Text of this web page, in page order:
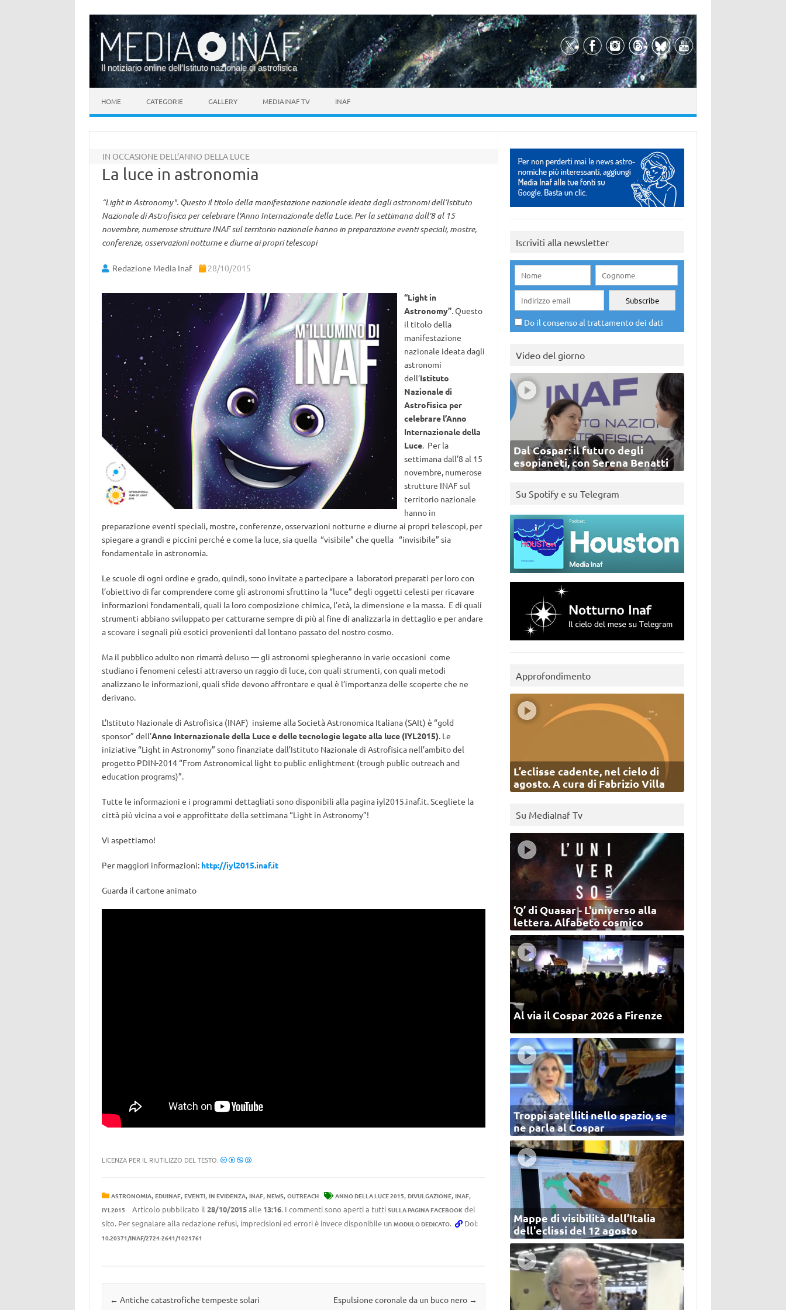
Il notiziario online dell’Istituto nazionale di astrofisica
HOME CATEGORIE GALLERY MEDIAINAF TV INAF
IN OCCASIONE DELL’ANNO DELLA LUCE
La luce in astronomia
“Light in Astronomy". Questo il titolo della manifestazione nazionale ideata dagli astronomi dell’Istituto
Nazionale di Astrofisica per celebrare l'Anno Internazionale della Luce. Per la settimana dall'8 al 15
novembre, numerose strutture INAF sul territorio nazionale hanno in preparazione eventi speciali, mostre,
conferenze, osservazioni notturne e diurne ai propri telescopi
Redazione Media Inaf 28/10/2015
“Light in
Astronomy”. Questo
il titolo della
manifestazione
nazionale ideata dagli
astronomi
dell’Istituto
Nazionale di
Astrofisica per
celebrare l’Anno
Internazionale della
Luce. Per la
settimana dall’8 al 15
novembre, numerose
strutture INAF sul
territorio nazionale
hanno in
preparazione eventi speciali, mostre, conferenze, osservazioni notturne e diurne ai propri telescopi, per
spiegare a grandi e piccini perché e come la luce, sia quella “visibile” che quella “invisibile” sia
fondamentale in astronomia.
Le scuole di ogni ordine e grado, quindi, sono invitate a partecipare a laboratori preparati per loro con
l’obiettivo di far comprendere come gli astronomi sfruttino la “luce” degli oggetti celesti per ricavare
informazioni fondamentali, quali la loro composizione chimica, l’età, la dimensione e la massa. E di quali
strumenti abbiano sviluppato per catturarne sempre di più al fine di analizzarla in dettaglio e per andare
a scovare i segnali più esotici provenienti dal lontano passato del nostro cosmo.
Ma il pubblico adulto non rimarrà deluso — gli astronomi spiegheranno in varie occasioni come
studiano i fenomeni celesti attraverso un raggio di luce, con quali strumenti, con quali metodi
analizzano le informazioni, quali sfide devono affrontare e qual è l’importanza delle scoperte che ne
derivano.
L’Istituto Nazionale di Astrofisica (INAF) insieme alla Società Astronomica Italiana (SAIt) è “gold
sponsor” dell’Anno Internazionale della Luce e delle tecnologie legate alla luce (IYL2015). Le
iniziative “Light in Astronomy” sono finanziate dall’Istituto Nazionale di Astrofisica nell’ambito del
progetto PDIN-2014 “From Astronomical light to public enlightment (trough public outreach and
education programs)”.
Tutte le informazioni e i programmi dettagliati sono disponibili alla pagina iyl2015.inaf.it. Scegliete la
città più vicina a voi e approfittate della settimana “Light in Astronomy”!
Vi aspettiamo!
Per maggiori informazioni: http://iyl2015.inaf.it
Guarda il cartone animato
LICENZA PER IL RIUTILIZZO DEL TESTO:
ASTRONOMIA, EDUINAF, EVENTI, IN EVIDENZA, INAF, NEWS, OUTREACH ANNO DELLA LUCE 2015, DIVULGAZIONE, INAF,
IYL2015 Articolo pubblicato il 28/10/2015alle 13:16. I commenti sono aperti a tutti SULLA PAGINA FACEBOOKdel
sito. Per segnalare alla redazione refusi, imprecisioni ed errori è invece disponibile un MODULO DEDICATO. Doi:
10.20371/INAF/2724-2641/1021761
Navigazione articolo
← Antiche catastrofiche tempeste solari Espulsione coronale da un buco nero →
Iscriviti alla newsletter
Do il consenso al trattamento dei dati
Video del giorno
Dal Cospar: il futuro degli
esopianeti, con Serena Benatti
Su Spotify e su Telegram
Approfondimento
L’eclisse cadente, nel cielo di
agosto. A cura di Fabrizio Villa
Su MediaInaf Tv
‘Q’ di Quasar - L'universo alla
lettera. Alfabeto cosmico
Al via il Cospar 2026 a Firenze
Troppi satelliti nello spazio, se
ne parla al Cospar
Mappe di visibilità dall’Italia
dell'eclissi del 12 agosto